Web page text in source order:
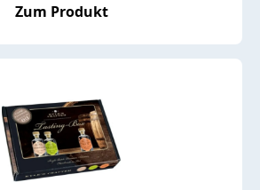
Zum Produkt